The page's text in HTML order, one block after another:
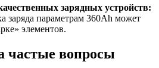
зарядных устройств:
заряда параметрам 360Ah может
элементов.
частые вопросы